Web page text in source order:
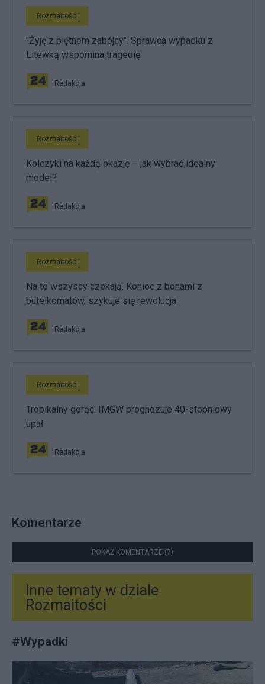
Rozmaitości
"Żyję z piętnem zabójcy". Sprawca wypadku z
Litewką wspomina tragedię
Redakcja
Rozmaitości
Kolczyki na każdą okazję – jak wybrać idealny
model?
Redakcja
Rozmaitości
Na to wszyscy czekają. Koniec z bonami z
butelkomatów, szykuje się rewolucja
Redakcja
Rozmaitości
Tropikalny gorąc. IMGW prognozuje 40-stopniowy
upał
Redakcja
Komentarze
POKAŻ KOMENTARZE (7)
Inne tematy w dziale
Rozmaitości
#Wypadki